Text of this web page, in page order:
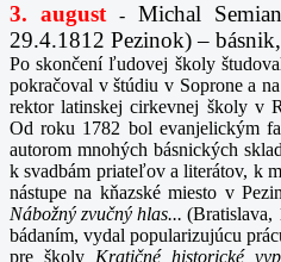
3. august-Michal
29.4.1812 Pezinok) –
Po skončení ľudovej školy
pokračoval v štúdiu v Soprone a
rektor latinskej cirkevnej školy v
Od roku 1782 bol evanjelickým
autorom mnohých básnických
k svadbám priateľov a literátov, k
nástupe na kňazské miesto v
Nábožný zvučný hlas...(Bratislava,
bádaním, vydal popularizujúcu
pre školy Kratičné historické